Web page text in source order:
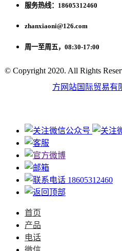
服务热线：18605312460
zhanxiaoni@126.com
周一至周五，08:30-17:00
© Copyright 2020. All Rights
方网站国际贸易有
18605312460
首页
产品
电话